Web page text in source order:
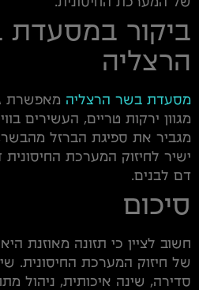
ביקור במסעדת
הרצליה
מסעדת בשר הרצליה מאפשרת
מגביר את ספיגת הברזל
ישיר לחיזוק המערכת
דם לבנים.
סיכום
חשוב לציין כי תזונה מאוזנת
של חיזוק המערכת החיסונית.
סדירה, שינה איכותית, ניהול